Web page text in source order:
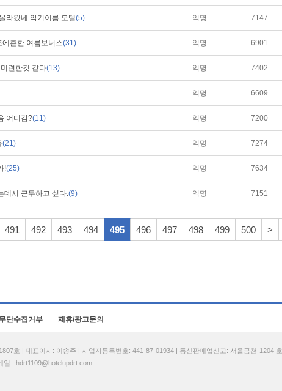
라왔네 악기이름 모텔(5) 익명 7147
에흔한 여름보너스(31) 익명 6901
련한것 같다(13) 익명 7402
익명 6609
어디감?(11) 익명 7200
(21) 익명 7274
!(25) 익명 7634
데서 근무하고 싶다.(9) 익명 7151
491 492 493 494 495 496 497 498 499 500 >
단수집거부 제휴/광고문의
호 | 대표이사: 이송주 | 사업자등록번호: 441-87-01934 | 통신판매업신고: 서울금천-1204 호
일 : hdrt1109@hotelupdrt.com